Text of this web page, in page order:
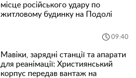
09:40
місце російського удару по
житловому будинку на Подолі
Мавіки, зарядні станції та апарати
для реанімації: Християнський
корпус передав вантаж на